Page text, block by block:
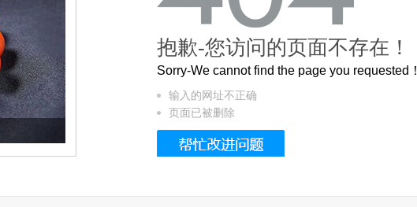
这个3.2米的长卷，还原了600岁的紫禁城
抱歉-您访问的页面不存在！
Sorry-We cannot find the page you requested！
输入的网址不正确
页面已被删除